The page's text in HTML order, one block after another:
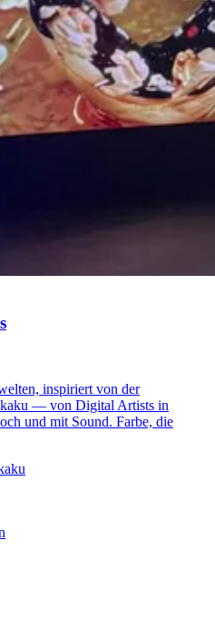
inspiriert von der
— von Digital Artists in
und mit Sound. Farbe, die